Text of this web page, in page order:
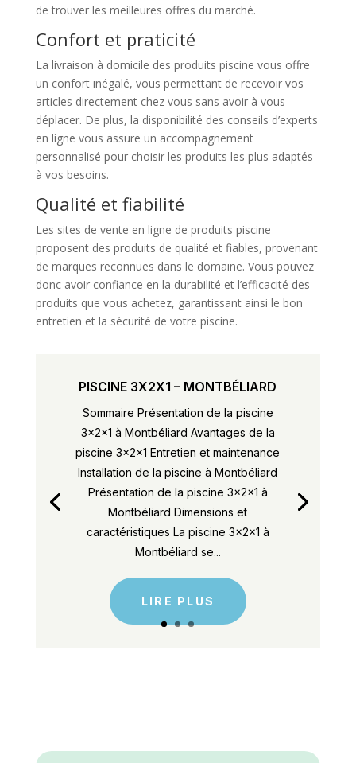
de trouver les meilleures offres du marché.
Confort et praticité
La livraison à domicile des produits piscine vous offre
un confort inégalé, vous permettant de recevoir vos
articles directement chez vous sans avoir à vous
déplacer. De plus, la disponibilité des conseils d’experts
en ligne vous assure un accompagnement
personnalisé pour choisir les produits les plus adaptés
à vos besoins.
Qualité et fiabilité
Les sites de vente en ligne de produits piscine
proposent des produits de qualité et fiables, provenant
de marques reconnues dans le domaine. Vous pouvez
donc avoir confiance en la durabilité et l’efficacité des
produits que vous achetez, garantissant ainsi le bon
entretien et la sécurité de votre piscine.
PISCINE 3X2X1 – MONTBÉLIARD
Sommaire Présentation de la piscine
3x2x1 à Montbéliard Avantages de la
piscine 3x2x1 Entretien et maintenance
Installation de la piscine à Montbéliard
Présentation de la piscine 3x2x1 à
Montbéliard Dimensions et
caractéristiques La piscine 3x2x1 à
Montbéliard se...
LIRE PLUS